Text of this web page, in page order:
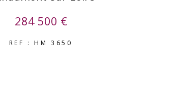
284 500 €
REF : HM 3650